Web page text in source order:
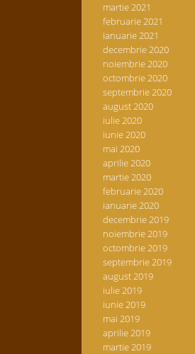
martie 2021
februarie 2021
ianuarie 2021
decembrie 2020
noiembrie 2020
octombrie 2020
septembrie 2020
august 2020
iulie 2020
iunie 2020
mai 2020
aprilie 2020
martie 2020
februarie 2020
ianuarie 2020
decembrie 2019
noiembrie 2019
octombrie 2019
septembrie 2019
august 2019
iulie 2019
iunie 2019
mai 2019
aprilie 2019
martie 2019